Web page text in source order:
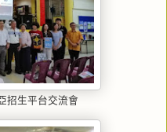
招生平台交流會